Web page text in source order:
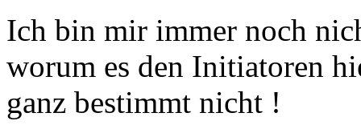
Ich bin mir immer noch
worum es den Initiatoren
ganz bestimmt nicht !